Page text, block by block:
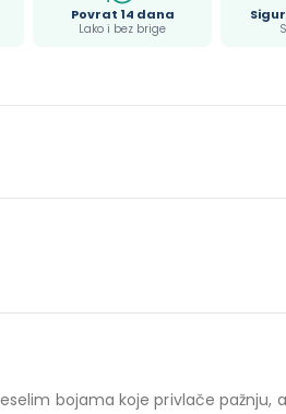
Povrat 14 dana
Lako i bez brige
bojama koje privlače pažnju, a